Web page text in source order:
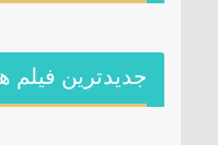
جديدترين فیلم